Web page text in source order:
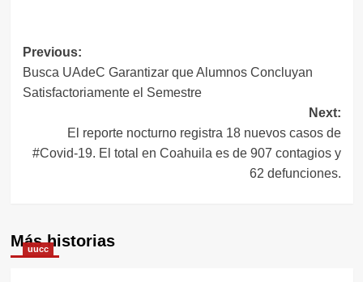
Navegación
de
Previous:
Busca UAdeC Garantizar que Alumnos Concluyan
Satisfactoriamente el Semestre
Next:
El reporte nocturno registra 18 nuevos casos de
#Covid-19. El total en Coahuila es de 907 contagios y
62 defunciones.
Más historias
uucc